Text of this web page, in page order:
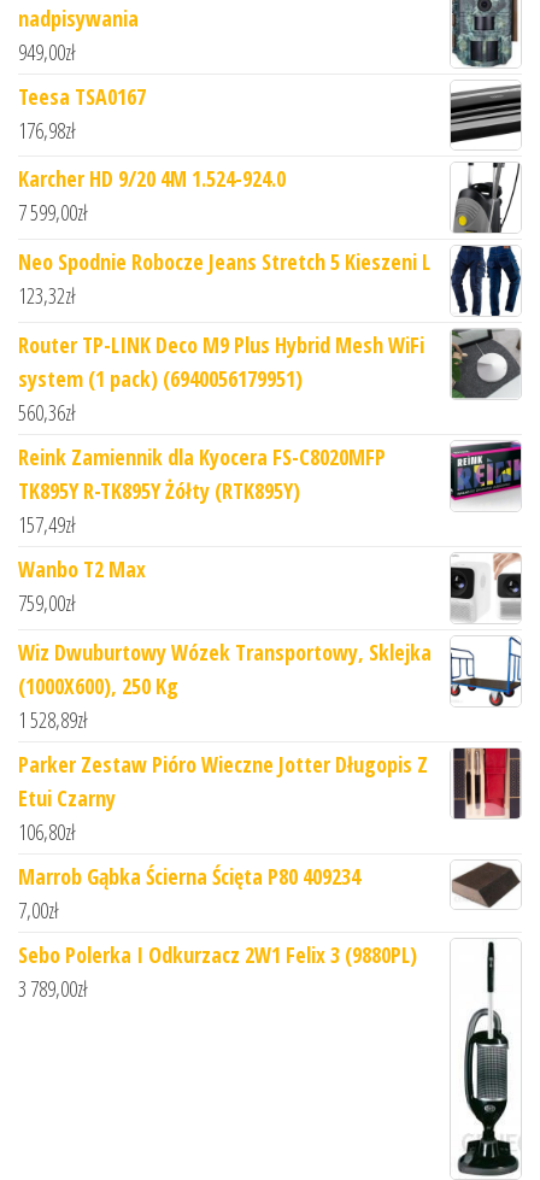
nadpisywania
949,00zł
Teesa TSA0167
176,98zł
Karcher HD 9/20 4M 1.524-924.0
7 599,00zł
Neo Spodnie Robocze Jeans Stretch 5 Kieszeni L
123,32zł
Router TP-LINK Deco M9 Plus Hybrid Mesh WiFi
system (1 pack) (6940056179951)
560,36zł
Reink Zamiennik dla Kyocera FS-C8020MFP
TK895Y R-TK895Y Żółty (RTK895Y)
157,49zł
Wanbo T2 Max
759,00zł
Wiz Dwuburtowy Wózek Transportowy, Sklejka
(1000X600), 250 Kg
1 528,89zł
Parker Zestaw Pióro Wieczne Jotter Długopis Z
Etui Czarny
106,80zł
Marrob Gąbka Ścierna Ścięta P80 409234
7,00zł
Sebo Polerka I Odkurzacz 2W1 Felix 3 (9880PL)
3 789,00zł